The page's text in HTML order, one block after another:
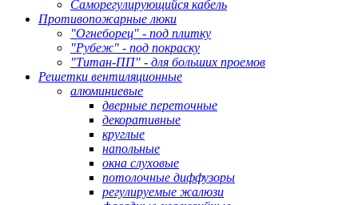
Саморегулирующийся кабель
Противопожарные люки
"Огнеборец" - под плитку
"Рубеж" - под покраску
"Титан-ПП" - для больших проемов
Решетки вентиляционные
алюминиевые
дверные переточные
декоративные
круглые
напольные
окна слуховые
потолочные диффузоры
регулируемые жалюзи